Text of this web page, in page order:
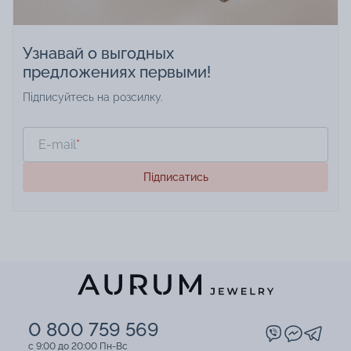
Узнавай о выгодных
предложениях первыми!
Підписуйтесь на розсилку.
E-mail*
Підписатись
0 800 759 569
c 9:00 до 20:00 Пн-Вс